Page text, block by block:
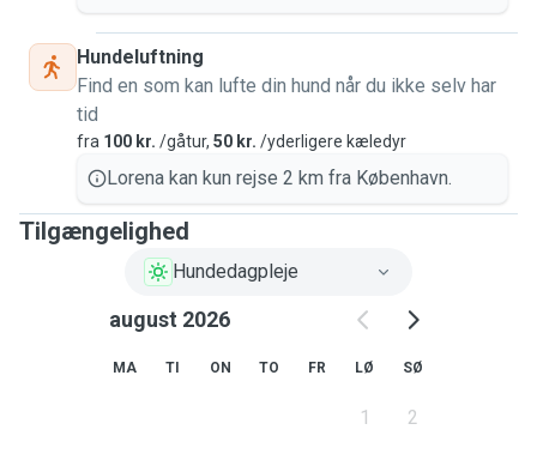
Hundeluftning
Find en som kan lufte din hund når du ikke selv har
tid
fra 100 kr. /gåtur, 50 kr. /yderligere kæledyr
Lorena kan kun rejse 2 km fra København.
Tilgængelighed
Hundedagpleje
august 2026
MA TI ON TO FR LØ SØ
1 2